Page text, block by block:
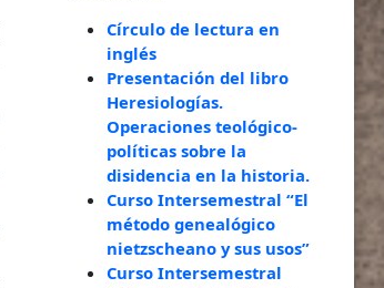
Círculo de lectura en
inglés
Presentación del libro
Heresiologías.
Operaciones teológico-
políticas sobre la
disidencia en la historia.
Curso Intersemestral “El
método genealógico
nietzscheano y sus usos”
Curso Intersemestral